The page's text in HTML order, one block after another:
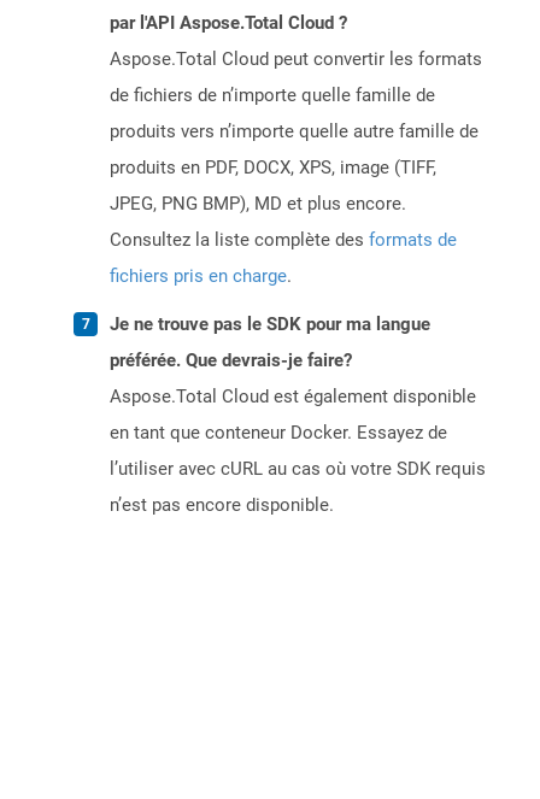
par l'API Aspose.Total Cloud ?
Aspose.Total Cloud peut convertir les formats
de fichiers de n’importe quelle famille de
produits vers n’importe quelle autre famille de
produits en PDF, DOCX, XPS, image (TIFF,
JPEG, PNG BMP), MD et plus encore.
Consultez la liste complète des formats de
fichiers pris en charge.
Je ne trouve pas le SDK pour ma langue
préférée. Que devrais-je faire?
Aspose.Total Cloud est également disponible
en tant que conteneur Docker. Essayez de
l’utiliser avec cURL au cas où votre SDK requis
n’est pas encore disponible.